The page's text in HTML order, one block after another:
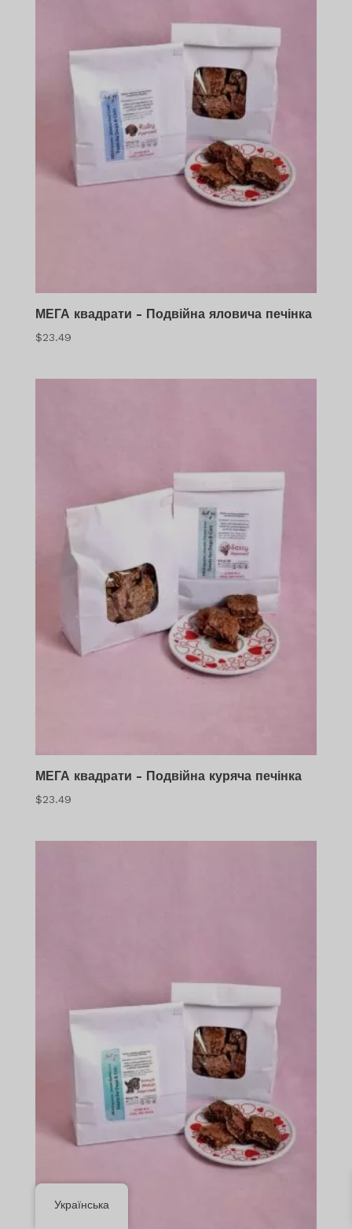
МЕГА квадрати - Подвійна яловича печінка
$23.49
МЕГА квадрати - Подвійна куряча печінка
$23.49
Українська